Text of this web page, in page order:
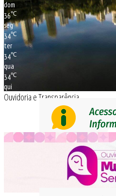
dom
36℃
seg
34℃
ter
34℃
qua
34℃
qui
Ouvidoria e Transparência